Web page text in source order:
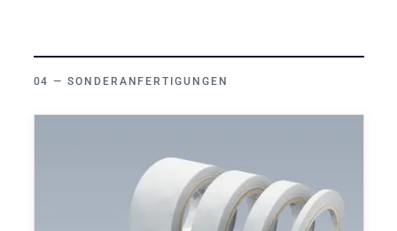
SONDERANFERTIGUNGEN